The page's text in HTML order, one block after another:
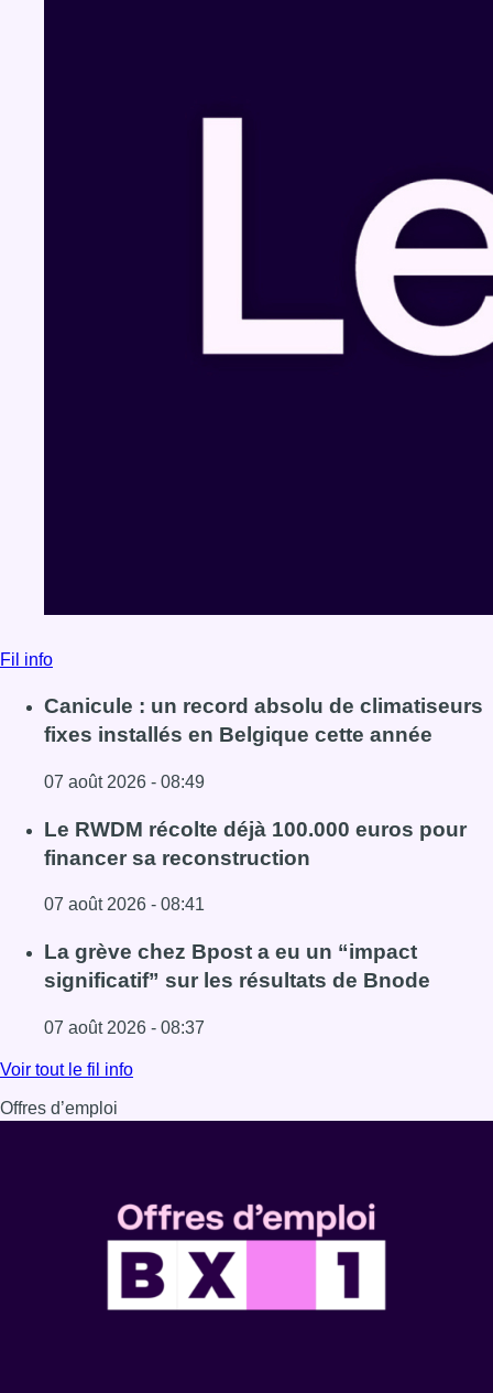
Fil info
Canicule : un record absolu de climatiseurs
fixes installés en Belgique cette année
07 août 2026 - 08:49
Lire l'article Canicule : un record absolu de climatiseurs
Le RWDM récolte déjà 100.000 euros pour
financer sa reconstruction
07 août 2026 - 08:41
Lire l'article Le RWDM récolte déjà 100.000 euros pour
La grève chez Bpost a eu un “impact
significatif” sur les résultats de Bnode
07 août 2026 - 08:37
Lire l'article La grève chez Bpost a eu un “impact
Voir tout le fil info
Offres d’emploi